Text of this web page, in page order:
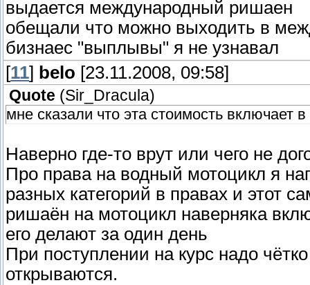
выдается международный ришаен
обещали что можно выходить в
бизнаес "выплывы" я не узнавал
[11] belo [23.11.2008, 09:58]
Quote (Sir_Dracula)
мне сказали что эта стоимость включает
Наверно где-то врут или чего не
Про права на водный мотоцикл я
разных категорий в правах и этот
ришаён на мотоцикл наверняка
его делают за один день
При поступлении на курс надо
открываются.